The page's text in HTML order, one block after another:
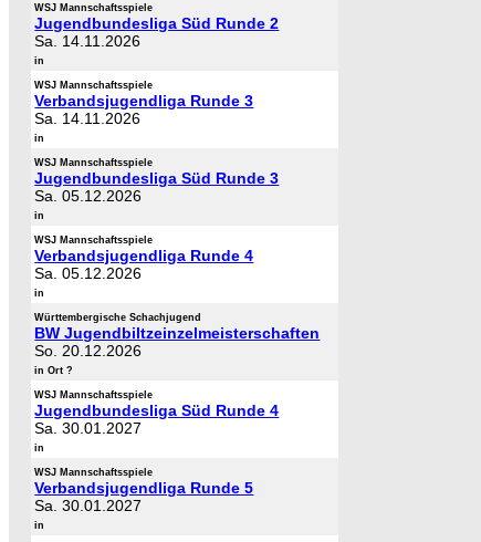
WSJ Mannschaftsspiele
Jugendbundesliga Süd Runde 2
Sa. 14.11.2026
in
WSJ Mannschaftsspiele
Verbandsjugendliga Runde 3
Sa. 14.11.2026
in
WSJ Mannschaftsspiele
Jugendbundesliga Süd Runde 3
Sa. 05.12.2026
in
WSJ Mannschaftsspiele
Verbandsjugendliga Runde 4
Sa. 05.12.2026
in
Württembergische Schachjugend
BW Jugendbiltzeinzelmeisterschaften
So. 20.12.2026
in Ort ?
WSJ Mannschaftsspiele
Jugendbundesliga Süd Runde 4
Sa. 30.01.2027
in
WSJ Mannschaftsspiele
Verbandsjugendliga Runde 5
Sa. 30.01.2027
in